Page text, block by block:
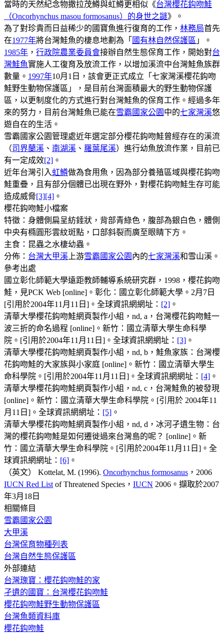
當時的天然紀念物撒拉茂鱒與虹鱒更相似《台灣櫻花鈎吻鮭
（Oncorhynchus masou formosanus）的身世之謎》。
為了對珍貴而日益稀少的國寶魚進行復育的工作， 林務局首先
在1977年將台灣鮭魚的棲息地劃為「 國有林自然保護區 」。
1985年 ， 行政院農業委員會接辦自然生態保育工作，開始對台
灣鮭魚實施人工復育及放流工作，以增加溪流中台灣鮭魚族群
數量。 1997年10月1日，該會更正式成立「七家灣溪櫻花鈎吻
鮭野生動物保護區」，是目前台灣面積最大的野生動物保護
區，以更制度化的方式進行對台灣鮭魚的保育工作。經過多年
來的努力，目前台灣鮭魚已能在雪霸國家公園 中的七家灣溪悠
遊自在的生活。
雪霸國家公園管理處近年選定部分櫻花鈎吻鮭曾經存在的溪流
（司界蘭溪 、 南湖溪 、 羅葉尾溪）進行幼魚放流作業，目前已
有一定成效[2] 。
近年台灣引入 虹鱒做為食用魚，因為部分養殖區域與櫻花鈎吻
鮭重疊，且有部分個體已出現在野外，對櫻花鈎吻鮭生存可能
造成威脅[3][4] 。
櫻花鈎吻鮭小檔案
特徵：身體側扁呈紡錘狀，背部青綠色，腹部為銀白色，體側
中央有橢圓形雲紋斑點，口部斜裂而廣至眼睛下方。
主食：昆蟲之水棲幼蟲。
分佈： 台灣大甲溪 上游雪霸國家公園 內的七家灣溪和雪山溪。
參考出處
國立彰化師範大學遠距教師輔導系統研究群，1998，櫻花鈎吻
鮭，見PCK Web [online]。彰化：國立彰化師範大學。2月7日
[引用於2004年11月11日]。全球資訊網網址： [2] 。
清華大學櫻花鈎吻鮭網頁製作小組，nd, a，台灣櫻花鈎吻鮭一
波三折的命名過程 [online]。新竹：國立清華大學生命科學
院。[引用於2004年11月11日]。全球資訊網網址： [3] 。
清華大學櫻花鈎吻鮭網頁製作小組，nd, b，鮭魚家族：台灣櫻
花鈎吻鮭的大家族與小家庭 [online]。新竹：國立清華大學生
命科學院。[引用於2004年11月11日]。全球資訊網網址： [4] 。
清華大學櫻花鈎吻鮭網頁製作小組，nd, c，台灣鮭魚的被發現
[online]。新竹：國立清華大學生命科學院。[引用於 2004年11
月11日]。全球資訊網網址： [5] 。
清華大學櫻花鈎吻鮭網頁製作小組，nd, d，冰河孑遺生物：台
灣的櫻花鈎吻鮭是如何遷徙過來台灣島的呢？ [online]。新
竹：國立清華大學生命科學院。[引用於2004年11月11日]。全
球資訊網網址： [6] 。
（英文） Kottelat, M. (1996). Oncorhynchus formosanus ，2006
IUCN Red List of Threatened Species， IUCN 2006。擷取於2007
年3月18日
相關條目
雪霸國家公園
大甲溪
台灣保育物種列表
台灣自然生態保護區
外部連結
台灣瑰寶：櫻花鈎吻鮭的家
孑遺的國寶：台灣櫻花鈎吻鮭
櫻花鈎吻鮭野生動物保護區
台灣魚類資料庫
櫻花鈎吻鮭